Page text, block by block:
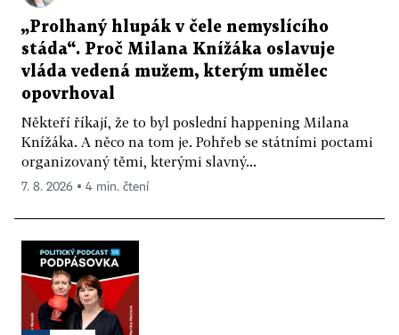
„Prolhaný hlupák v čele nemyslícího
stáda“. Proč Milana Knížáka oslavuje
vláda vedená mužem, kterým umělec
opovrhoval
Někteří říkají, že to byl poslední happening Milana
Knížáka. A něco na tom je. Pohřeb se státními poctami
organizovaný těmi, kterými slavný...
7. 8. 2026 ▪ 4 min. čtení